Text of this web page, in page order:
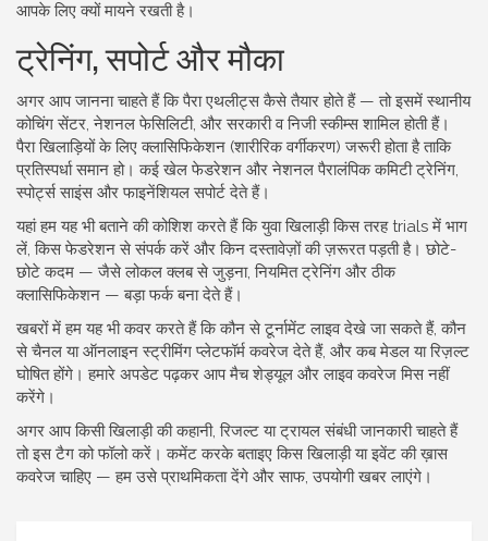
आपके लिए क्यों मायने रखती है।
ट्रेनिंग, सपोर्ट और मौका
अगर आप जानना चाहते हैं कि पैरा एथलीट्स कैसे तैयार होते हैं — तो इसमें स्थानीय
कोचिंग सेंटर, नेशनल फेसिलिटी, और सरकारी व निजी स्कीम्स शामिल होती हैं।
पैरा खिलाड़ियों के लिए क्लासिफिकेशन (शारीरिक वर्गीकरण) जरूरी होता है ताकि
प्रतिस्पर्धा समान हो। कई खेल फेडरेशन और नेशनल पैरालंपिक कमिटी ट्रेनिंग,
स्पोर्ट्स साइंस और फाइनेंशियल सपोर्ट देते हैं।
यहां हम यह भी बताने की कोशिश करते हैं कि युवा खिलाड़ी किस तरह trials में भाग
लें, किस फेडरेशन से संपर्क करें और किन दस्तावेज़ों की ज़रूरत पड़ती है। छोटे-
छोटे कदम — जैसे लोकल क्लब से जुड़ना, नियमित ट्रेनिंग और ठीक
क्लासिफिकेशन — बड़ा फर्क बना देते हैं।
खबरों में हम यह भी कवर करते हैं कि कौन से टूर्नामेंट लाइव देखे जा सकते हैं, कौन
से चैनल या ऑनलाइन स्ट्रीमिंग प्लेटफॉर्म कवरेज देते हैं, और कब मेडल या रिज़ल्ट
घोषित होंगे। हमारे अपडेट पढ़कर आप मैच शेड्यूल और लाइव कवरेज मिस नहीं
करेंगे।
अगर आप किसी खिलाड़ी की कहानी, रिजल्ट या ट्रायल संबंधी जानकारी चाहते हैं
तो इस टैग को फॉलो करें। कमेंट करके बताइए किस खिलाड़ी या इवेंट की ख़ास
कवरेज चाहिए — हम उसे प्राथमिकता देंगे और साफ, उपयोगी खबर लाएंगे।